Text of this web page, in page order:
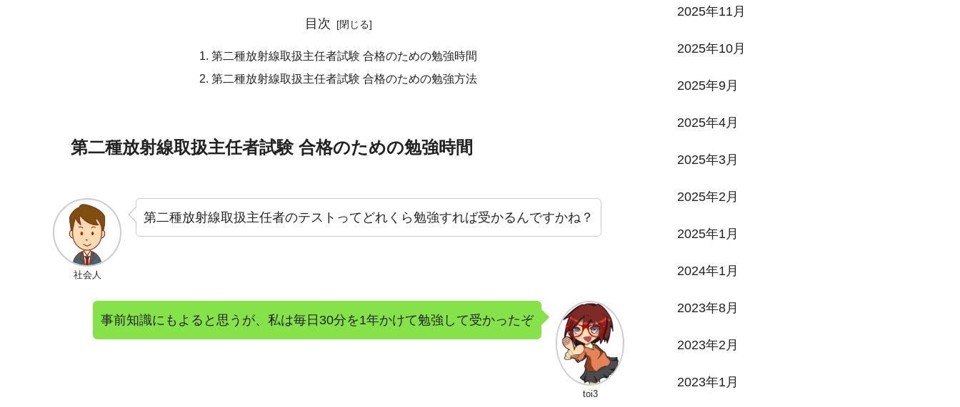
目次
第二種放射線取扱主任者試験 合格のための勉強時間
第二種放射線取扱主任者試験 合格のための勉強方法
第二種放射線取扱主任者試験 合格のための勉強時間
社会人
第二種放射線取扱主任者のテストってどれくら勉強すれば受かるんですかね？
toi3
事前知識にもよると思うが、私は毎日30分を1年かけて勉強して受かったぞ
2025年11月
2025年10月
2025年9月
2025年4月
2025年3月
2025年2月
2025年1月
2024年1月
2023年8月
2023年2月
2023年1月